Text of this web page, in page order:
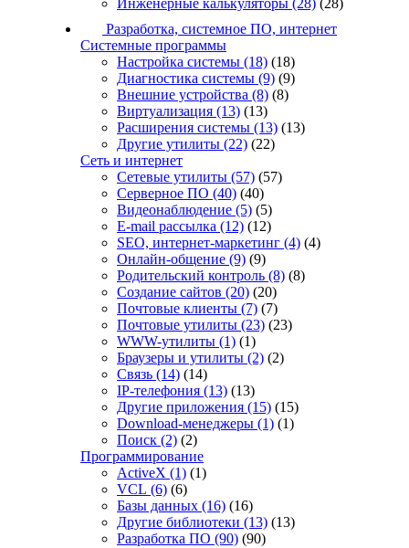
Инженерные калькуляторы (28) (28)
Разработка, системное ПО, интернет
Системные программы
Настройка системы (18) (18)
Диагностика системы (9) (9)
Внешние устройства (8) (8)
Виртуализация (13) (13)
Расширения системы (13) (13)
Другие утилиты (22) (22)
Сеть и интернет
Сетевые утилиты (57) (57)
Серверное ПО (40) (40)
Видеонаблюдение (5) (5)
E-mail рассылка (12) (12)
SEO, интернет-маркетинг (4) (4)
Онлайн-общение (9) (9)
Родительский контроль (8) (8)
Создание сайтов (20) (20)
Почтовые клиенты (7) (7)
Почтовые утилиты (23) (23)
WWW-утилиты (1) (1)
Браузеры и утилиты (2) (2)
Связь (14) (14)
IP-телефония (13) (13)
Другие приложения (15) (15)
Download-менеджеры (1) (1)
Поиск (2) (2)
Программирование
ActiveX (1) (1)
VCL (6) (6)
Базы данных (16) (16)
Другие библиотеки (13) (13)
Разработка ПО (90) (90)